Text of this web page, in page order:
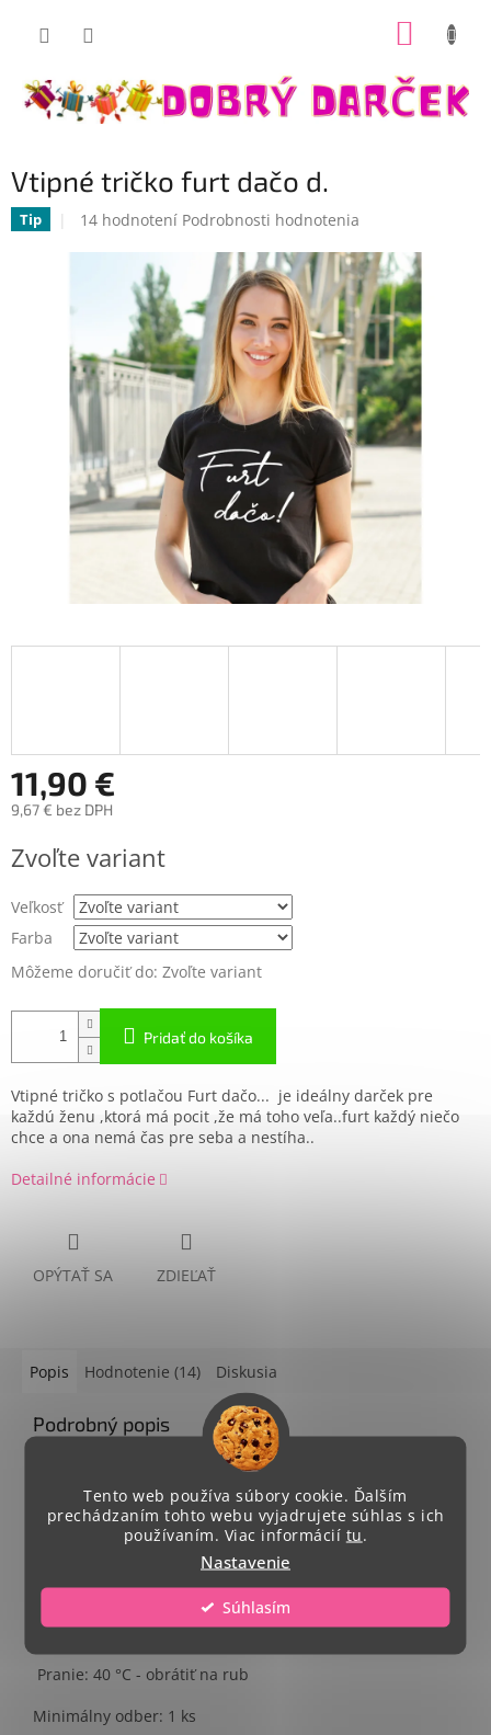
Tento web používa súbory cookie. Ďalším
prechádzaním tohto webu vyjadrujete súhlas s ich
používaním. Viac informácií tu.
Nastavenie
Súhlasím
Vtipné tričko furt dačo d.
Tip
Priemerné
produktu
hviezdičiek.
14 hodnotení Podrobnosti hodnotenia
11,90 €
9,67 € bez DPH
cena:
Zvoľte variant
Veľkosť
Farba
Môžeme doručiť do: Zvoľte variant
Pridať do košíka
Vtipné tričko s potlačou Furt dačo... je ideálny darček pre
každú ženu ,ktorá má pocit ,že má toho veľa..furt každý niečo
chce a ona nemá čas pre seba a nestíha..
Detailné informácie
OPÝTAŤ SA ZDIEĽAŤ
Popis Hodnotenie (14) Diskusia
Podrobný popis
Single Jersey, 100 % bavlna
Strih - zúžený
Celkový rozmer potlače A4.
Umiestnenie potlače- na stred trička
Veľkosti: S - XXL
Pranie: 40 °C - obrátiť na rub
Minimálny odber: 1 ks
Dobrý darček